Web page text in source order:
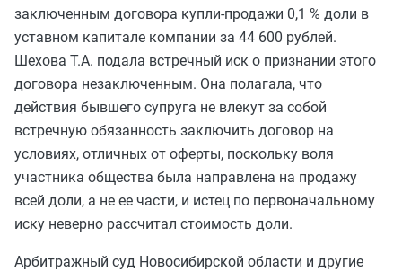
заключенным договора купли-продажи 0,1 % доли в
уставном капитале компании за 44 600 рублей.
Шехова Т.А. подала встречный иск о признании этого
договора незаключенным. Она полагала, что
действия бывшего супруга не влекут за собой
встречную обязанность заключить договор на
условиях, отличных от оферты, поскольку воля
участника общества была направлена на продажу
всей доли, а не ее части, и истец по первоначальному
иску неверно рассчитал стоимость доли.
Арбитражный суд Новосибирской области и другие